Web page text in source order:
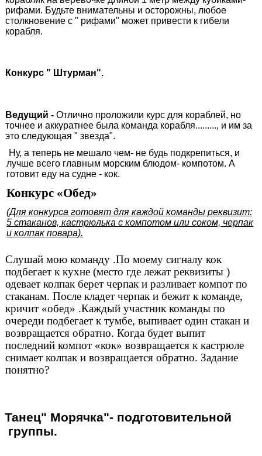
рифами. Будьте внимательны и осторожны, любое
столкновение с " рифами" может привести к гибели
корабля.
Конкурс " Штурман".
Ведущий -Отлично проложили курс для кораблей, но
точнее и аккуратнее была команда корабля........., и им за
это следующая " звезда".
Ну, а теперь не мешало чем- не будь подкрепиться, и
лучше всего главным морским блюдом- компотом. А
готовит еду на судне - кок.
Конкурс «Обед»
(Для конкурса готовят для каждой команды реквизит:
5 стаканов, кастрюлька с компотом или соком, черпак
и колпак повара).
Слушай мою команду .По моему сигналу кок
подбегает к кухне (место где лежат реквизиты )
одевает колпак берет черпак и разливает компот по
стаканам. После кладет черпак и бежит к команде,
кричит «обед» .Каждый участник команды по
очереди подбегает к тумбе, выпивает один стакан и
возвращается обратно. Когда будет выпит
последний компот «кок» возвращается к кастрюле
снимает колпак и возвращается обратно. Задание
понятно?
Танец" Морячка"- подготовительной
группы.